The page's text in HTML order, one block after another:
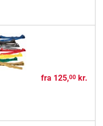
fra 125,00kr.